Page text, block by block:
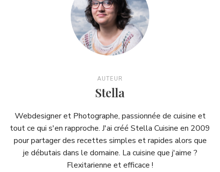
AUTEUR
Stella
Webdesigner et Photographe, passionnée de cuisine et
tout ce qui s'en rapproche. J'ai créé Stella Cuisine en 2009
pour partager des recettes simples et rapides alors que
je débutais dans le domaine. La cuisine que j'aime ?
Flexitarienne et efficace !